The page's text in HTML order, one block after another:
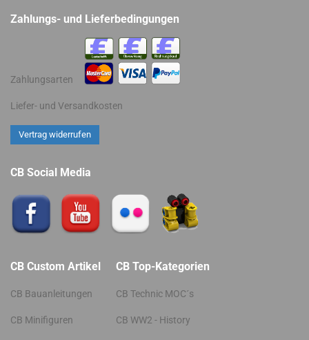
Zahlungs- und Lieferbedingungen
Zahlungsarten
Liefer- und Versandkosten
CB Social Media
CB Custom Artikel
CB Bauanleitungen
CB Minifiguren
CB Top-Kategorien
CB Technic MOC´s
CB WW2 - History